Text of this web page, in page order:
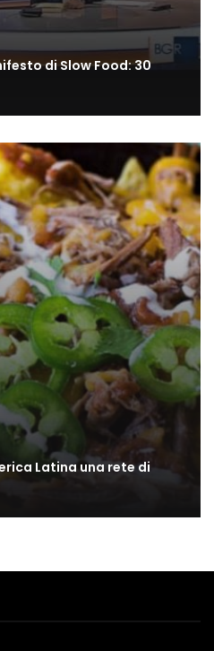
di Slow Food: 30
Latina una rete di